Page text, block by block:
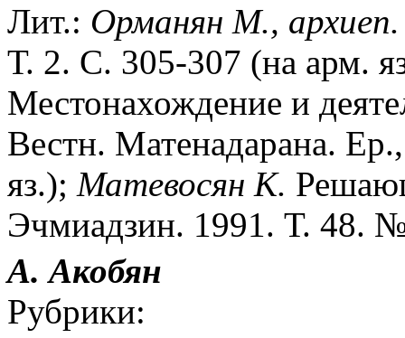
Лит.: Орманян М., архиеп.
Т. 2. С. 305-307 (на арм.
Местонахождение и
Вестн. Матенадарана.
яз.); Матевосян К.
Эчмиадзин. 1991. Т. 48.
А. Акобян
Рубрики: